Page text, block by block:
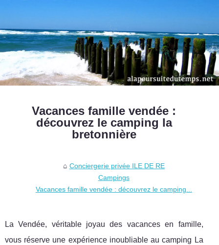
Vacances famille vendée :
découvrez le camping la
bretonnière
Conciergerie privée ILE DE RE
Campings
Vacances famille vendée : découvrez le camping...
La Vendée, véritable joyau des vacances en famille,
vous réserve une expérience inoubliable au camping La